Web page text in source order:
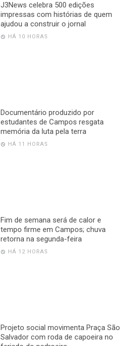
J3News celebra 500 edições
impressas com histórias de quem
ajudou a construir o jornal
HÁ 10 HORAS
Documentário produzido por
estudantes de Campos resgata
memória da luta pela terra
HÁ 11 HORAS
Fim de semana será de calor e
tempo firme em Campos; chuva
retorna na segunda-feira
HÁ 12 HORAS
Projeto social movimenta Praça São
Salvador com roda de capoeira no